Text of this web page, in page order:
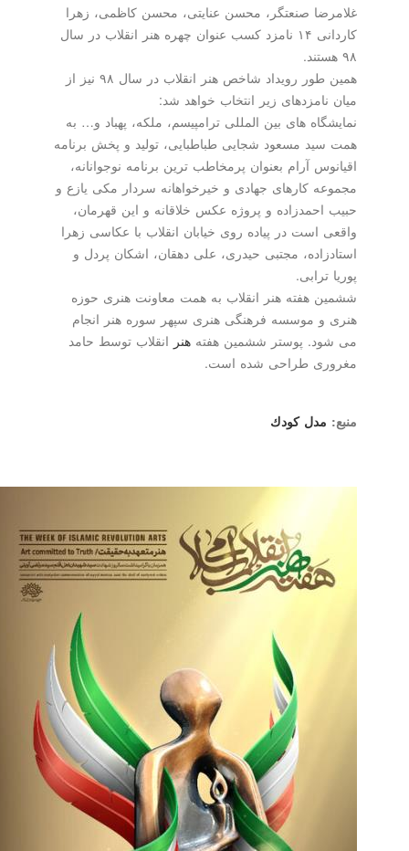
غلامرضا صنعتگر، محسن عنایتی، محسن كاظمی، زهرا
كاردانی ۱۴ نامزد كسب عنوان چهره هنر انقلاب در سال
همین طور رویداد شاخص هنر انقلاب در سال ۹۸ نیز از
میان نامزدهای زیر انتخاب خواهد شد:
نمایشگاه های بین المللی ترامپیسم، ملكه، پهباد و… به
همت سید مسعود شجایی طباطبایی، تولید و پخش برنامه
اقیانوس آرام بعنوان پرمخاطب ترین برنامه نوجوانانه،
مجموعه كارهای جهادی و خیرخواهانه سردار مكی یازع و
حبیب احمدزاده و پروژه عكس خلاقانه و این قهرمان،
واقعی است در پیاده روی خیابان انقلاب با عكاسی زهرا
استادزاده، مجتبی حیدری، علی دهقان، اشكان پردل و
پوریا ترابی.
ششمین هفته هنر انقلاب به همت معاونت هنری حوزه
هنری و موسسه فرهنگی هنری سپهر سوره هنر انجام
می شود. پوستر ششمین هفتههنر انقلاب توسط حامد
مغروری طراحی شده است.
مدل كودك